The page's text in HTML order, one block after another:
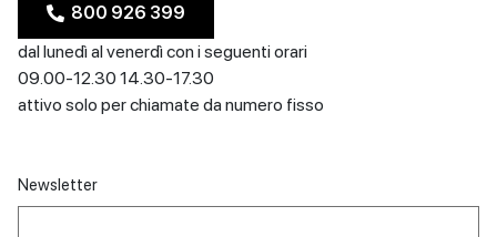
800 926 399
dal lunedì al venerdì con i seguenti orari
09.00-12.30 14.30-17.30
attivo solo per chiamate da numero fisso
Newsletter